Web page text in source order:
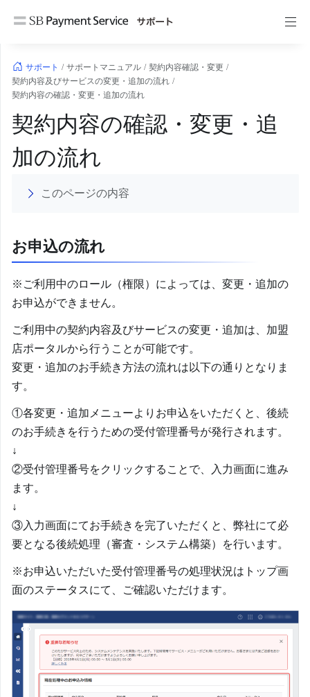
サポート / サポートマニュアル / 契約内容確認・変更 /
契約内容及びサービスの変更・追加の流れ /
契約内容の確認・変更・追加の流れ
契約内容の確認・変更・追
加の流れ
このページの内容
お申込の流れ
※ご利用中のロール（権限）によっては、変更・追加の
お申込ができません。
ご利用中の契約内容及びサービスの変更・追加は、加盟
店ポータルから行うことが可能です。
変更・追加のお手続き方法の流れは以下の通りとなりま
す。
①各変更・追加メニューよりお申込をいただくと、後続
のお手続きを行うための受付管理番号が発行されます。
↓
②受付管理番号をクリックすることで、入力画面に進み
ます。
↓
③入力画面にてお手続きを完了いただくと、弊社にて必
要となる後続処理（審査・システム構築）を行います。
※お申込いただいた受付管理番号の処理状況はトップ画
面のステータスにて、ご確認いただけます。